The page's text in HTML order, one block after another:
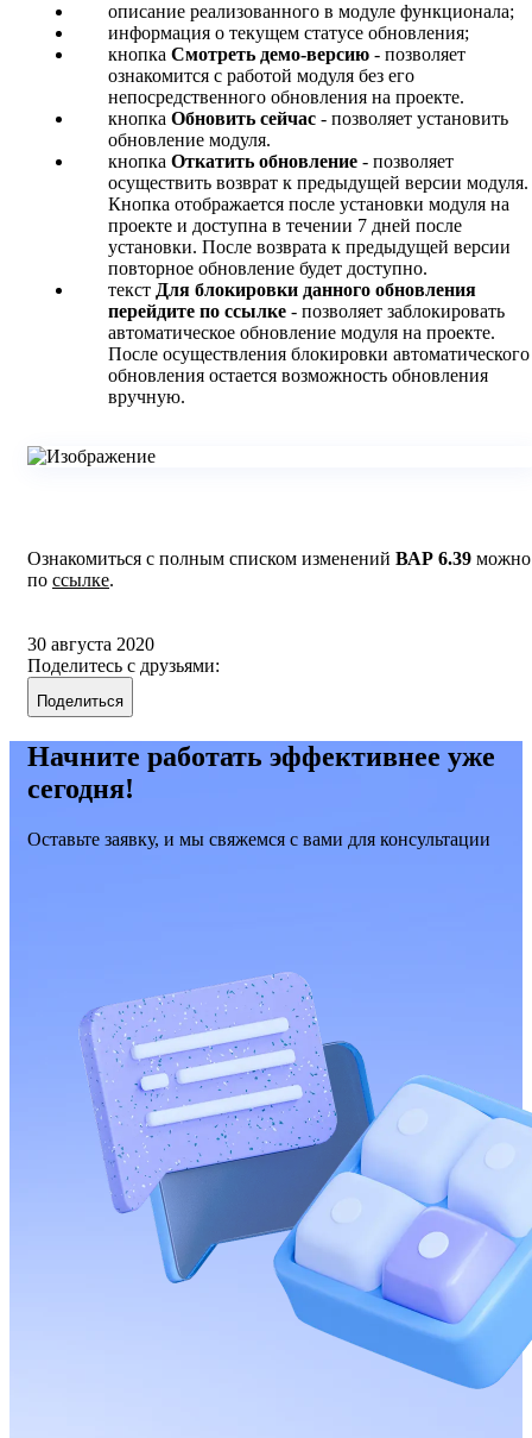
описание реализованного в модуле функционала;
информация о текущем статусе обновления;
кнопка Смотреть демо-версию - позволяет
ознакомится с работой модуля без его
непосредственного обновления на проекте.
кнопка Обновить сейчас - позволяет установить
обновление модуля.
кнопка Откатить обновление - позволяет
осуществить возврат к предыдущей версии модуля.
Кнопка отображается после установки модуля на
проекте и доступна в течении 7 дней после
установки. После возврата к предыдущей версии
повторное обновление будет доступно.
текст Для блокировки данного обновления
перейдите по ссылке - позволяет заблокировать
автоматическое обновление модуля на проекте.
После осуществления блокировки автоматического
обновления остается возможность обновления
вручную.
Ознакомиться с полным списком изменений ВАР 6.39 можно
по ссылке.
30 августа 2020
Поделитесь с друзьями:
Поделиться
Начните работать эффективнее уже
сегодня!
Оставьте заявку, и мы свяжемся с вами для консультации